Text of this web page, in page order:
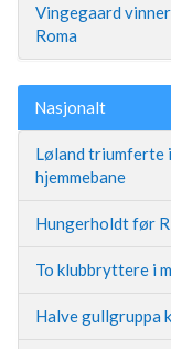
Vingegaard
Roma
Nasjonalt
Løland triumferte
hjemmebane
Hungerholdt før
To klubbryttere i
Halve gullgruppa